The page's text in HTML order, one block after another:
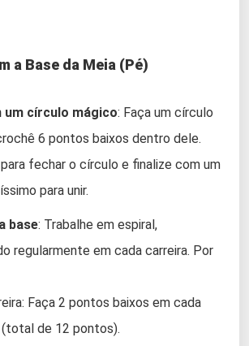
a Base da Meia (Pé)
um círculo mágico: Faça um círculo
6 pontos baixos dentro dele.
fechar o círculo e finalize com um
para unir.
base: Trabalhe em espiral,
regularmente em cada carreira. Por
Faça 2 pontos baixos em cada
de 12 pontos).